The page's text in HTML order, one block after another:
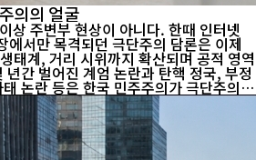
의의 얼굴
상 주변부 현상이 아니다. 한때 인터넷
에서만 목격되던 극단주의 담론은 이제
태계, 거리 시위까지 확산되며 공적 영역
간 벌어진 계엄 논란과 탄핵 정국, 부정
논란 등은 한국 민주주의가 극단주의
여주는 사례로 거론된다. 극우는 단
보수는 기존 질서와 공동체의 가치를 중
에서 경쟁한다. 반면 극우는 정치적 경
보기보다 제거해야 할 적으로 규정하는